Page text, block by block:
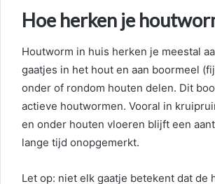
Hoe herken je
Houtworm in huis herken je meestal
gaatjes in het hout en aan boormeel
onder of rondom houten delen. Dit
actieve houtwormen. Vooral in
en onder houten vloeren blijft een
lange tijd onopgemerkt.
Let op: niet elk gaatje betekent dat de